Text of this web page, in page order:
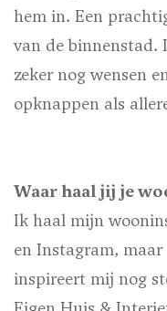
hem in. Een
van de binnenstad.
zeker nog wensen
opknappen als
Waar haal jij je
Ik haal mijn
en Instagram,
inspireert mij nog